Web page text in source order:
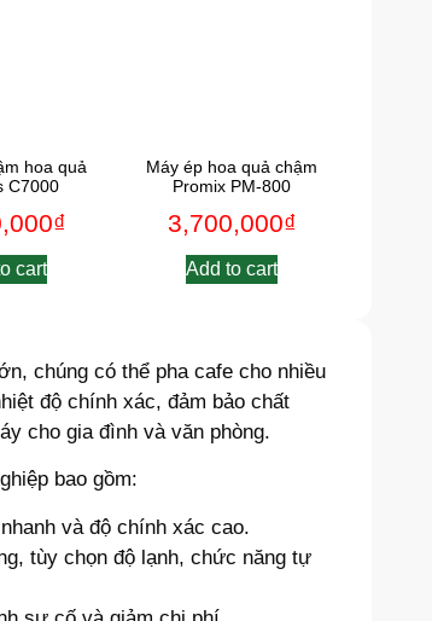
hoa quả
C7000
₫
cart
Máy ép hoa quả chậm
Promix PM-800
3,700,000₫
Add to cart
chúng có thể pha cafe cho nhiều
độ chính xác, đảm bảo chất
cho gia đình và văn phòng.
bao gồm:
và độ chính xác cao.
tùy chọn độ lạnh, chức năng tự